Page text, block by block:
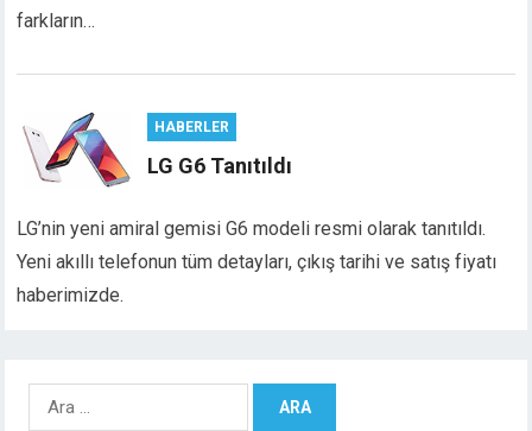
farkların…
HABERLER
LG G6 Tanıtıldı
LG’nin yeni amiral gemisi G6 modeli resmi olarak tanıtıldı.
Yeni akıllı telefonun tüm detayları, çıkış tarihi ve satış fiyatı
haberimizde.
Arama: